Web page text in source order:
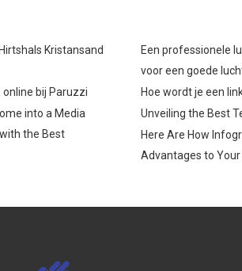
Kristansand
bij Paruzzi
into a Media
the Best
Een professionele
voor een goede
Hoe wordt je een
Unveiling the Best
Here Are How
Advantages to